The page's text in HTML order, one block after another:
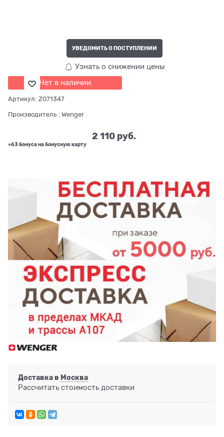
УВЕДОМИТЬ О ПОСТУПЛЕНИИ
Узнать о снижении цены
Нет в наличии
Артикул: Z071347
Производитель : Wenger
2 110 руб.
+63 бонуса на бонусную карту
Доставка в Москва
Рассчитать стоимость доставки